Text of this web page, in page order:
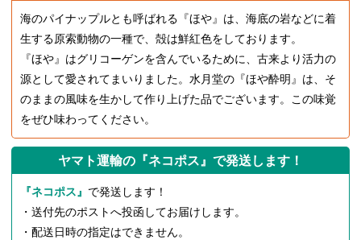
海のパイナップルとも呼ばれる『ほや』は、海底の岩などに着
生する原索動物の一種で、殻は鮮紅色をしております。
『ほや』はグリコーゲンを含んでいるために、古来より活力の
源として愛されてまいりました。水月堂の『ほや酔明』は、そ
のままの風味を生かして作り上げた品でございます。この味覚
をぜひ味わってください。
ヤマト運輸の『ネコポス』で発送します！
『ネコポス』 で発送します！
・送付先のポストへ投函してお届けします。
・配送日時の指定はできません。